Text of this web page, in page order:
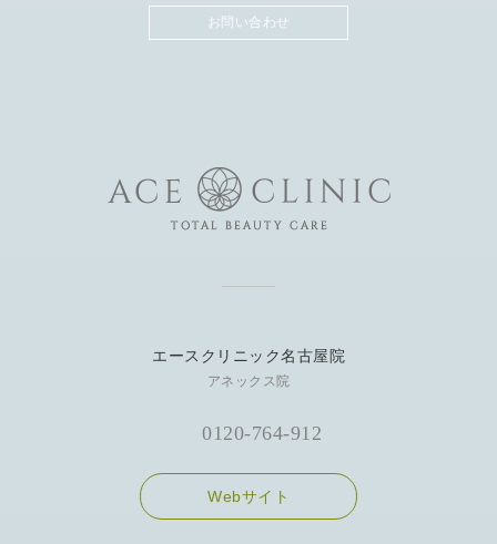
お問い合わせ
エースクリニック名古屋院
アネックス院
0120-764-912
Webサイト